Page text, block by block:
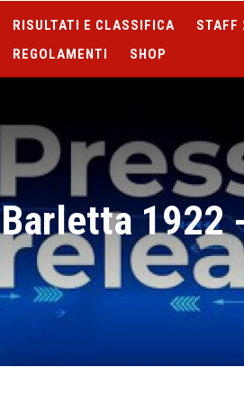
RISULTATI E CLASSIFICA STAFF
REGOLAMENTI
SHOP
Barletta 1922